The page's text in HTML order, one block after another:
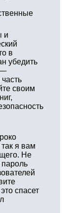
и
в
убедить
—
своим
я вам
Не
спасет